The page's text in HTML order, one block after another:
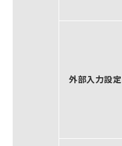
外部入力設定